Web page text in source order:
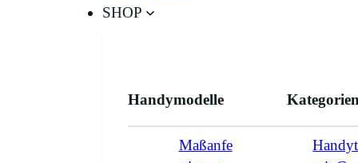
SHOP
Handymodelle
Maßanfe